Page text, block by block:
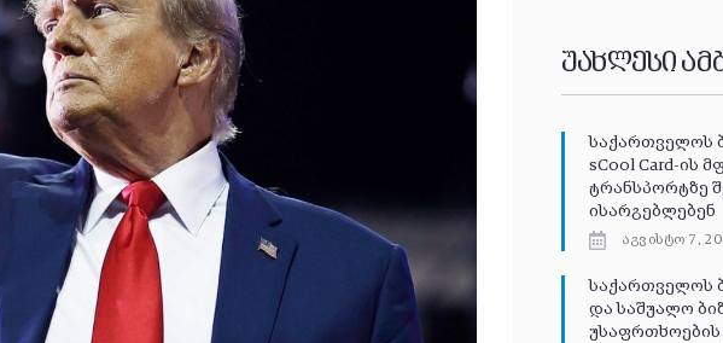
უახლესი
საქართველოს
sCool Card-ის
ტრანსპორტზე
ისარგებლებენ
აგვისტო 7,
საქართველოს
და საშუალო